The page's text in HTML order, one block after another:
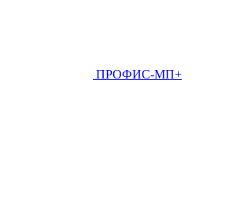
ПРОФИС-МП+